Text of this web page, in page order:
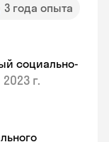
3 года опыта
социально-
2023 г.